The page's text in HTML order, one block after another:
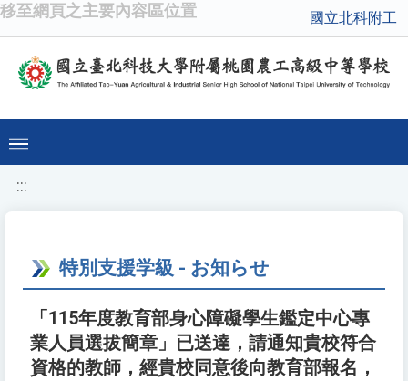
移至網頁之主要內容區位置 國立北科附工
:::
特別支援学級 - お知らせ
「115年度教育部身心障礙學生鑑定中心專
業人員選拔簡章」已送達，請通知貴校符合
資格的教師，經貴校同意後向教育部報名，